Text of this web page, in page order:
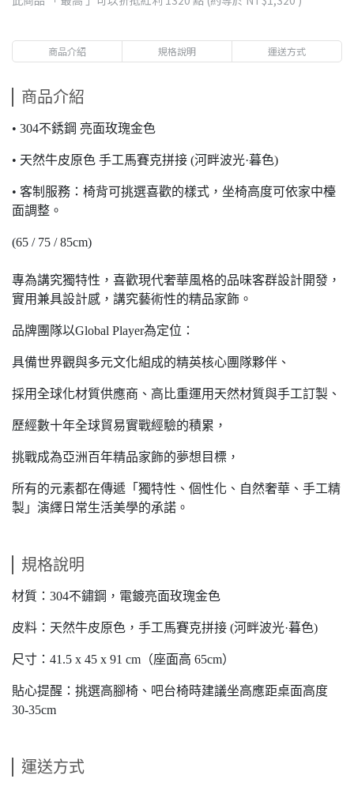
商品介紹 規格說明 運送方式
商品介紹
• 304不銹鋼 亮面玫瑰金色
• 天然牛皮原色 手工馬賽克拼接 (河畔波光·暮色)
• 客制服務：椅背可挑選喜歡的樣式，坐椅高度可依家中檯
面調整。
(65 / 75 / 85cm)
專為講究獨特性，喜歡現代奢華風格的品味客群設計開發，
實用兼具設計感，講究藝術性的精品家飾。
品牌團隊以Global Player為定位：
具備世界觀與多元文化組成的精英核心團隊夥伴、
採用全球化材質供應商、高比重運用天然材質與手工訂製、
歷經數十年全球貿易實戰經驗的積累，
挑戰成為亞洲百年精品家飾的夢想目標，
所有的元素都在傳遞「獨特性、個性化、自然奢華、手工精
製」演繹日常生活美學的承諾。
規格說明
材質：304不鏽鋼，電鍍亮面玫瑰金色
皮料：天然牛皮原色，手工馬賽克拼接 (河畔波光·暮色)
尺寸：41.5 x 45 x 91 cm（座面高 65cm）
貼心提醒：挑選高腳椅、吧台椅時建議坐高應距桌面高度
30-35cm
運送方式